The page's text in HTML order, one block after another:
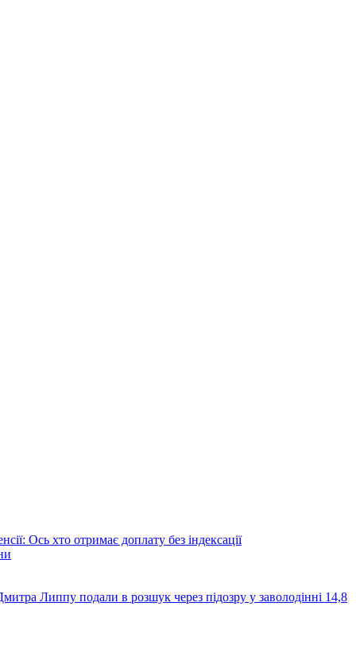
Ось хто отримає доплату без індексації
Липпу подали в розшук через підозру у заволодінні 14,8